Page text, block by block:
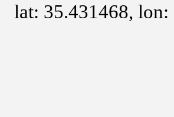
lat: 35.431468,